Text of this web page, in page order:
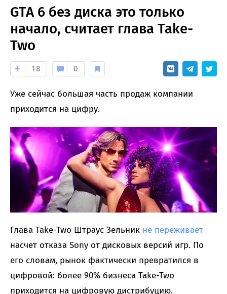
GTA 6 без диска это только
начало, считает глава Take-
Two
18 0
Уже сейчас большая часть продаж компании
приходится на цифру.
Глава Take-Two Штраус Зельник не переживает
насчет отказа Sony от дисковых версий игр. По
его словам, рынок фактически превратился в
цифровой: более 90% бизнеса Take-Two
приходится на цифровую дистрибуцию.